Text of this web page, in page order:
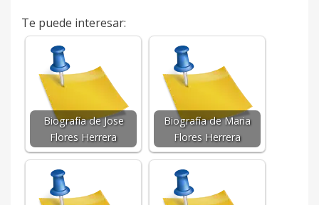
Te puede interesar:
Biografía de Jose
Flores Herrera
Biografía de Maria
Flores Herrera